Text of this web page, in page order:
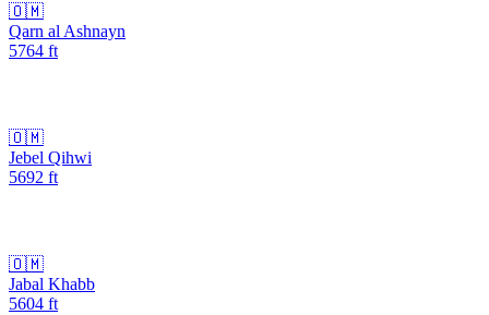
🇴🇲
Qarn al Ashnayn
5764 ft
🇴🇲
Jebel Qihwi
5692 ft
🇴🇲
Jabal Khabb
5604 ft